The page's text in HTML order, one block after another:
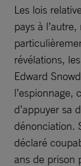
Les lois
pays à
révélations,
Edward
l’espionnage,
d’appuyer sa
dénonciation.
déclaré
ans de prison